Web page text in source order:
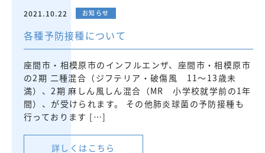
2021.10.22 お知らせ
各種予防接種について
座間市・相模原市のインフルエンザ、座間市・相模原市
の2期 二種混合（ジフテリア・破傷風 11～13歳未
満）、2期 麻しん風しん混合（MR 小学校就学前の1年
間）、が受けられます。 その他肺炎球菌の予防接種も
行っております […]
詳しくはこちら